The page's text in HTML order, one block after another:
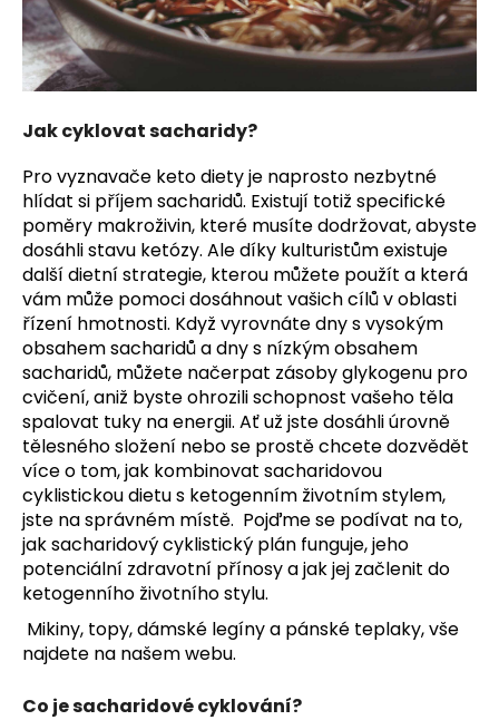
Jak cyklovat sacharidy?
Pro vyznavače keto diety je naprosto nezbytné
hlídat si příjem sacharidů. Existují totiž specifické
poměry makroživin, které musíte dodržovat, abyste
dosáhli stavu ketózy. Ale díky kulturistům existuje
další dietní strategie, kterou můžete použít a která
vám může pomoci dosáhnout vašich cílů v oblasti
řízení hmotnosti. Když vyrovnáte dny s vysokým
obsahem sacharidů a dny s nízkým obsahem
sacharidů, můžete načerpat zásoby glykogenu pro
cvičení, aniž byste ohrozili schopnost vašeho těla
spalovat tuky na energii. Ať už jste dosáhli úrovně
tělesného složení nebo se prostě chcete dozvědět
více o tom, jak kombinovat sacharidovou
cyklistickou dietu s ketogenním životním stylem,
jste na správném místě. Pojďme se podívat na to,
jak sacharidový cyklistický plán funguje, jeho
potenciální zdravotní přínosy a jak jej začlenit do
ketogenního životního stylu.
Mikiny, topy,dámské legínya pánské teplaky, vše
najdete na našem webu.
Co je sacharidové cyklování?
a
j
í
t
?
HLEDAT
D
o
p
o
r
u
č
u
j
e
m
e